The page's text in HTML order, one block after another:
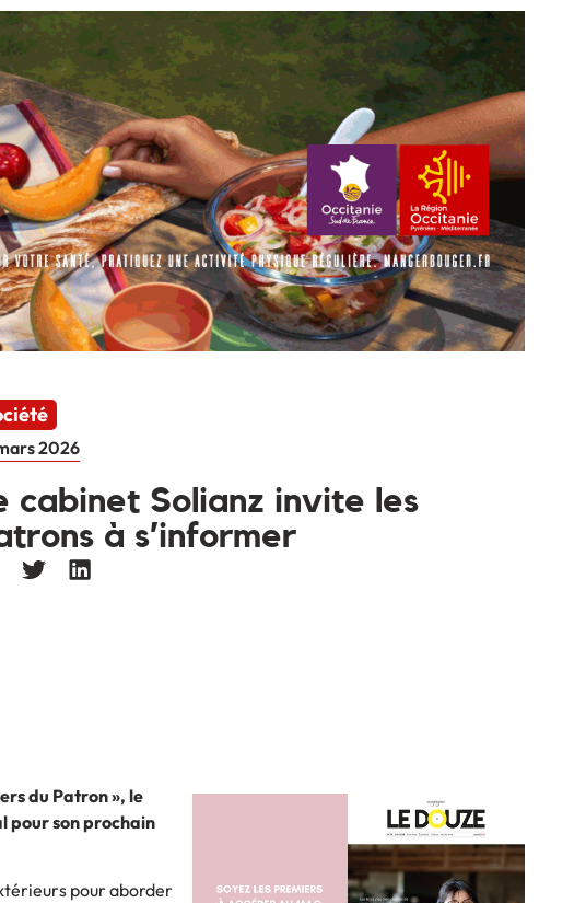
2026
cabinet Solianz invite les
à s’informer
du Patron », le
pour son prochain
pour aborder